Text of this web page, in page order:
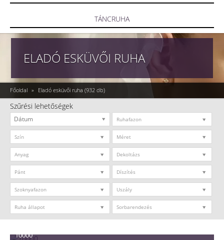
TÁNCRUHA
ELADÓ ESKÜVŐI RUHA
Főoldal » Eladó esküvői ruha (932 db)
Szűrési lehetőségek
Ruhafazon
Szín Méret
Anyag Dekoltázs
Pánt Díszítés
Szoknyafazon Uszály
Ruha állapot Sorbarendezés
10000